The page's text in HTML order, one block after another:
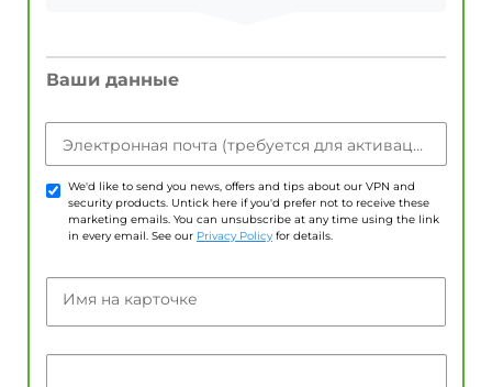
Ваши данные
Электронная почта (требуется для активации учетной записи)
We'd like to send you news, offers and tips about our VPN and
security products. Untick here if you'd prefer not to receive these
marketing emails. You can unsubscribe at any time using the link
in every email. See our Privacy Policy for details.
Имя на карточке